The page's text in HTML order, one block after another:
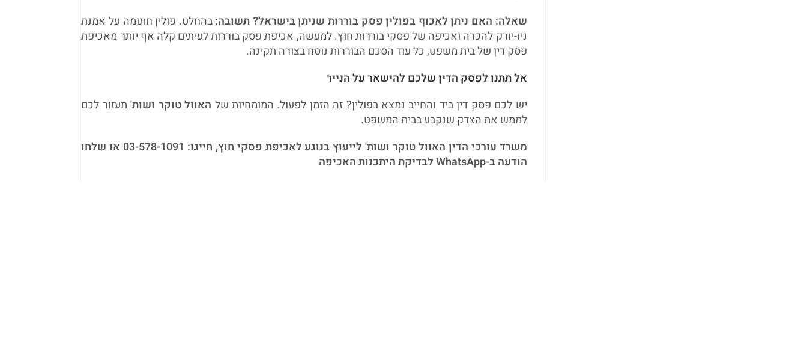
שאלה: האם ניתן לאכוף בפולין פסק בוררות שניתן בישראל?תשובה:בהחלט. פולין חתומה על אמנת
ניו-יורק להכרה ואכיפה של פסקי בוררות חוץ. למעשה, אכיפת פסק בוררות לעיתים קלה אף יותר מאכיפת
פסק דין של בית משפט, כל עוד הסכם הבוררות נוסח בצורה תקינה.
אל תתנו לפסק הדין שלכם להישאר על הנייר
יש לכם פסק דין ביד והחייב נמצא בפולין? זה הזמן לפעול. המומחיות של האוול טוקר ושות'תעזור לכם
לממש את הצדק שנקבע בבית המשפט.
משרד עורכי הדין האוול טוקר ושות' לייעוץ בנוגע לאכיפת פסקי חוץ, חייגו: 03-578-1091
או שלחו
הודעה ב-WhatsApp לבדיקת היתכנות האכיפה